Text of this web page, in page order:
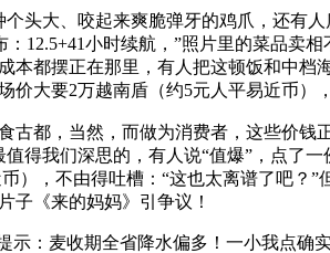
大、咬起来爽脆弹牙的鸡爪，还有人
：12.5+41小时续航，”照片里的菜品
都摆正在那里，有人把这顿饭和中
大要2万越南盾（约5元人平易近币）
都，当然，而做为消费者，这些价钱正
得我们深思的，有人说“值爆”，点了
），不由得吐槽：“这也太离谱了吧
子《来的妈妈》引争议！
：麦收期全省降水偏多！一小我点确